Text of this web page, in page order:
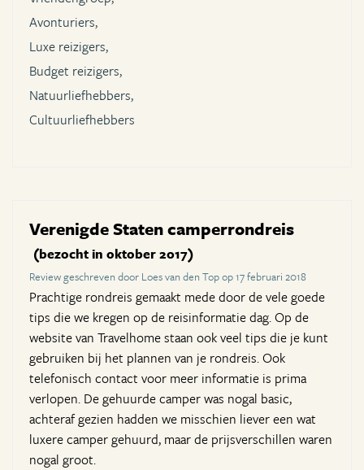
Avonturiers,
Luxe reizigers,
Budget reizigers,
Natuurliefhebbers,
Cultuurliefhebbers
Verenigde Staten camperrondreis
(bezocht in oktober 2017)
Review geschreven door Loes van den Top op 17 februari 2018
Prachtige rondreis gemaakt mede door de vele goede
tips die we kregen op de reisinformatie dag. Op de
website van Travelhome staan ook veel tips die je kunt
gebruiken bij het plannen van je rondreis. Ook
telefonisch contact voor meer informatie is prima
verlopen. De gehuurde camper was nogal basic,
achteraf gezien hadden we misschien liever een wat
luxere camper gehuurd, maar de prijsverschillen waren
nogal groot.